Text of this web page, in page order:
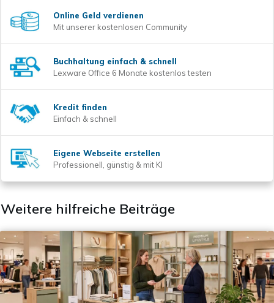
Online Geld verdienen
Mit unserer kostenlosen Community
Buchhaltung einfach & schnell
Lexware Office 6 Monate kostenlos testen
Kredit finden
Einfach & schnell
Eigene Webseite erstellen
Professionell, günstig & mit KI
Weitere hilfreiche Beiträge